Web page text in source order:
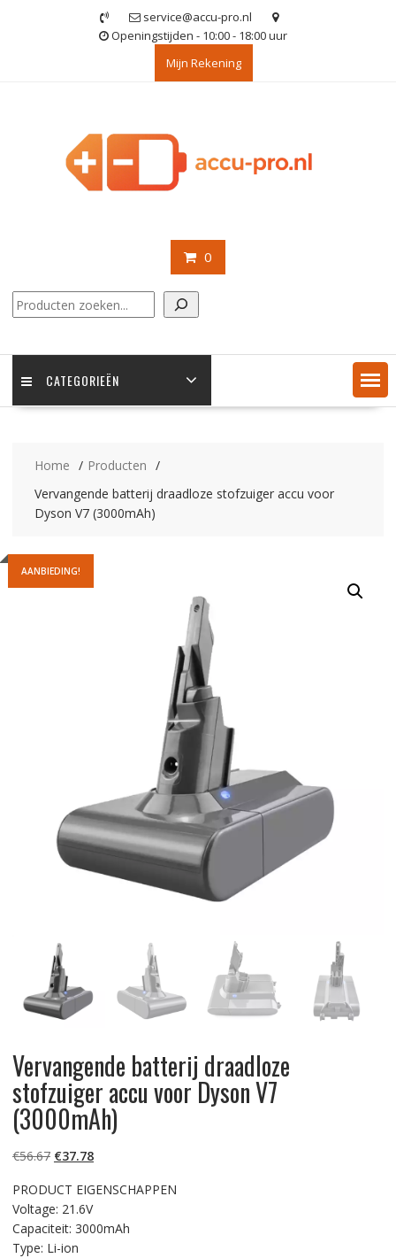
service@accu-pro.nl
Openingstijden - 10:00 - 18:00 uur
Mijn Rekening
0
Zoeken
CATEGORIEËN
Home
Producten
Vervangende batterij draadloze stofzuiger accu voor
Dyson V7 (3000mAh)
AANBIEDING!
Vervangende batterij draadloze
stofzuiger accu voor Dyson V7
(3000mAh)
€56.67 Oorspronkelijke
was:
€56.67.
€37.78Huidige
is:
€37.78.
PRODUCT EIGENSCHAPPEN
Voltage: 21.6V
Capaciteit: 3000mAh
Type: Li-ion